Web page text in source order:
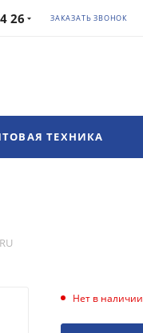
26 ЗАКАЗАТЬ ЗВОНОК
ТЕХНИКА
Нет в наличии